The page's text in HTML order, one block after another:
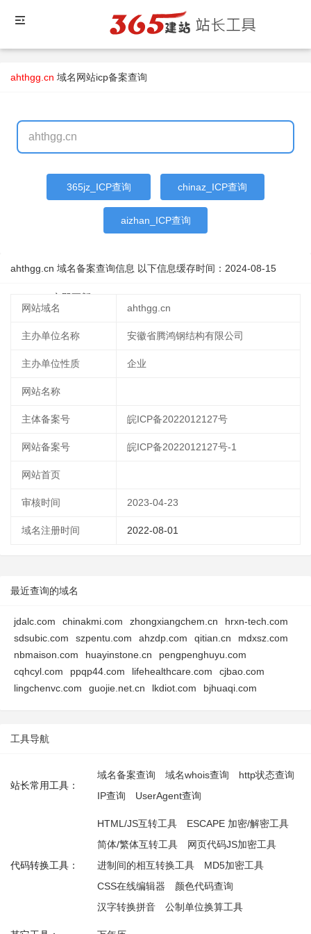
ahthgg.cn 域名网站icp备案查询
365jz_ICP查询 chinaz_ICP查询
aizhan_ICP查询
ahthgg.cn 域名备案查询信息 以下信息缓存时间： 2024-08-15
立即更新
网站域名
ahthgg.cn
主办单位名称 安徽省腾鸿钢结构有限公司
主办单位性质 企业
网站名称
主体备案号 皖ICP备2022012127号
网站备案号 皖ICP备2022012127号-1
网站首页
审核时间 2023-04-23
域名注册时间 2022-08-01
最近查询的域名
jdalc.com chinakmi.com zhongxiangchem.cn
hrxn-tech.com
sdsubic.com
szpentu.com ahzdp.com qitian.cn
mdxsz.com
nbmaison.com
huayinstone.cn
pengpenghuyu.com
cqhcyl.com
ppqp44.com lifehealthcare.com
cjbao.com
lingchenvc.com
guojie.net.cn lkdiot.com bjhuaqi.com
工具导航
站长常用工具：
域名备案查询 域名whois查询
http状态查询
IP查询
UserAgent查询
代码转换工具：
HTML/JS互转工具
ESCAPE 加密/解密工具
简体/繁体互转工具
网页代码JS加密工具
进制间的相互转换工具
MD5加密工具
CSS在线编辑器
颜色代码查询
汉字转换拼音
公制单位换算工具